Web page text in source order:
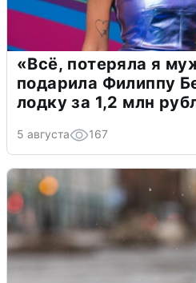
«Всё, потеряла я
подарила Филиппу
лодку за 1,2 млн
5 августа 167